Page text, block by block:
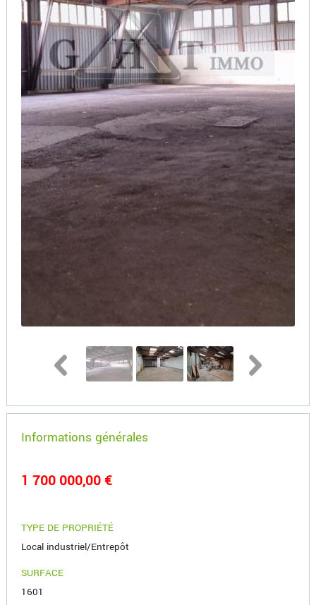
Informations générales
1 700 000,00 €
TYPE DE PROPRIÉTÉ
Local industriel/Entrepôt
SURFACE
1601